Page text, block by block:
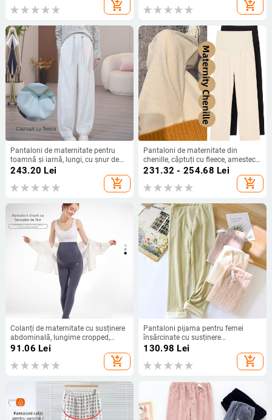
(toamna 2025)
add_shopping_cart add_shopping_cart
Pantaloni de maternitate pentru
toamnă și iarnă, lungi, cu șnur de
reglaj, croială lejeră, largi, căptuți cu
243.20 Lei
add_shopping_cart
Pantaloni de maternitate din
chenille, căptuți cu fleece, amestec
de bumbac 30–50%, susținere
231.32 - 254.68 Lei
add_shopping_cart
Colanți de maternitate cu susținere
abdominală, lungime cropped,
țesătură nylon, grosime medie,
91.06 Lei
add_shopping_cart
Pantaloni pijama pentru femei
însărcinate cu susținere
abdominală, din flanel gros, 95%
poliester, croială lejeră, Iarna 2024
130.98 Lei
add_shopping_cart